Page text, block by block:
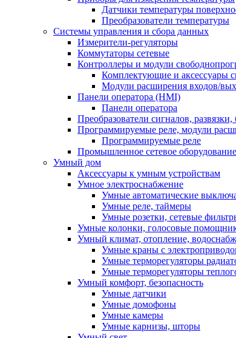
Датчики температуры
Преобразователи температуры
Системы управления и сбора данных
Измерители-регуляторы
Коммутаторы сетевые
Контроллеры и модули
Комплектующие и аксессуары
Модули расширения входов/
Панели оператора (HMI)
Панели оператора
Преобразователи сигналов,
Программируемые реле, модули
Программируемые реле
Промышленное сетевое оборудование
Умный дом
Аксессуары к умным устройствам
Умное электроснабжение
Умные автоматические
Умные реле, таймеры
Умные розетки, сетевые
Умные колонки, голосовые
Умный климат, отопление,
Умные краны с
Умные терморегуляторы
Умные терморегуляторы
Умный комфорт, безопасность
Умные датчики
Умные домофоны
Умные камеры
Умные карнизы, шторы